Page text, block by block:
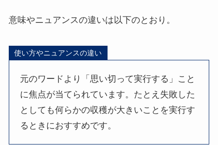
意味やニュアンスの違いは以下のとおり。
使い方やニュアンスの違い
元のワードより「思い切って実行する」こと
に焦点が当てられています。たとえ失敗した
としても何らかの収穫が大きいことを実行す
るときにおすすめです。